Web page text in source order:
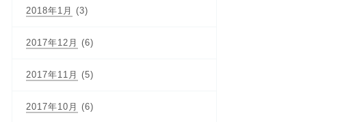
2018年1月 (3)
2017年12月 (6)
2017年11月 (5)
2017年10月 (6)